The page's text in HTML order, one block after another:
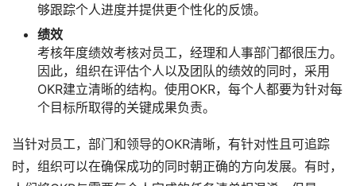
够跟踪个人进度并提供更个性化的反馈。
绩效
考核年度绩效考核对员工，经理和人事部门都很压力。
因此，组织在评估个人以及团队的绩效的同时，采用
OKR建立清晰的结构。使用OKR，每个人都要为针对每
个目标所取得的关键成果负责。
当针对员工，部门和领导的OKR清晰，有针对性且可追踪
时，组织可以在确保成功的同时朝正确的方向发展。有时，